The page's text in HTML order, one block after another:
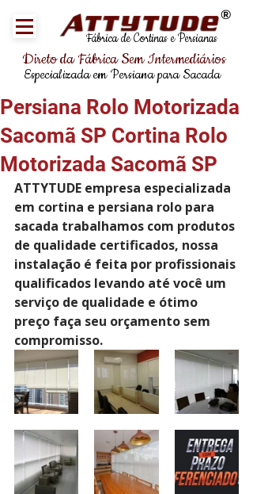
Fábrica de Cortinas e Persianas
®
Direto da Fábrica Sem Intermediários
Especializada em Persiana para Sacada
Persiana Rolo Motorizada
Sacomã SP Cortina Rolo
Motorizada Sacomã SP
ATTYTUDE empresa especializada
em cortina e persiana rolo para
sacada trabalhamos com produtos
de qualidade certificados, nossa
instalação é feita por profissionais
qualificados levando até você um
serviço de qualidade e ótimo
preço faça seu orçamento sem
compromisso.